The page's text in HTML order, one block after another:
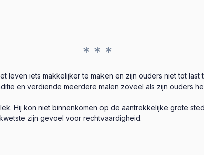
* * *
leven iets makkelijker te maken en zijn ouders niet tot last
en verdiende meerdere malen zoveel als zijn ouders
Hij kon niet binnenkomen op de aantrekkelijke grote
zijn gevoel voor rechtvaardigheid.